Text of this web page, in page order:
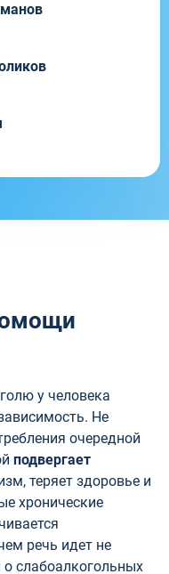
у человека
Не
очередной
подвергает
теряет здоровье и
хронические
речь идет не
слабоалкогольных